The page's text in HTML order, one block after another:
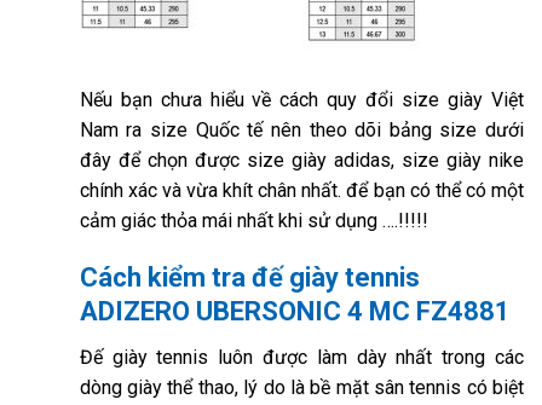
Nếu bạn chưa hiểu về cách quy đổi size giày Việt
Nam ra size Quốc tế nên theo dõi bảng size dưới
đây để chọn được size giày adidas, size giày nike
chính xác và vừa khít chân nhất. để bạn có thể có một
cảm giác thỏa mái nhất khi sử dụng ….!!!!!
Cách kiểm tra đế giày tennis
ADIZERO UBERSONIC 4 MC FZ4881
Đế giày tennis luôn được làm dày nhất trong các
dòng giày thể thao, lý do là bề mặt sân tennis có biệt